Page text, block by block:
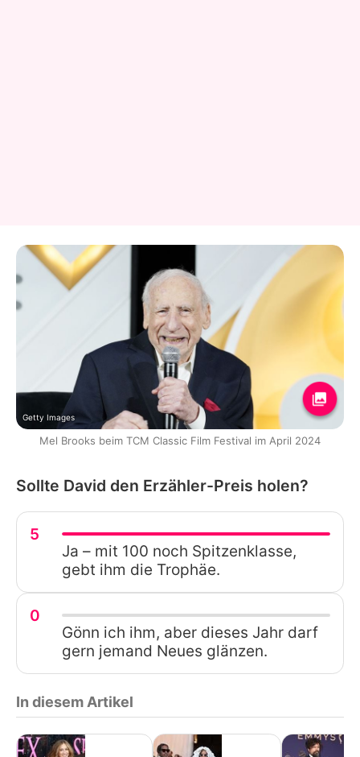
Getty Images
Mel Brooks beim TCM Classic Film Festival im April 2024
Sollte David den Erzähler-Preis holen?
5
Ja – mit 100 noch Spitzenklasse,
gebt ihm die Trophäe.
0
Gönn ich ihm, aber dieses Jahr darf
gern jemand Neues glänzen.
In diesem Artikel